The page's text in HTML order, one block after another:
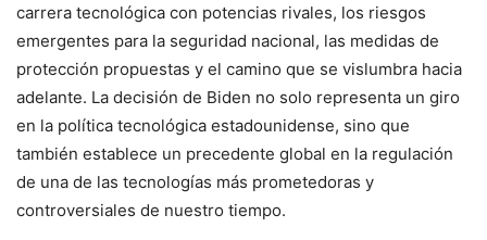
carrera tecnológica con potencias rivales, los riesgos
emergentes para la seguridad nacional, las medidas de
protección propuestas y el camino que se vislumbra hacia
adelante. La decisión de Biden no solo representa un giro
en la política tecnológica estadounidense, sino que
también establece un precedente global en la regulación
de una de las tecnologías más prometedoras y
controversiales de nuestro tiempo.